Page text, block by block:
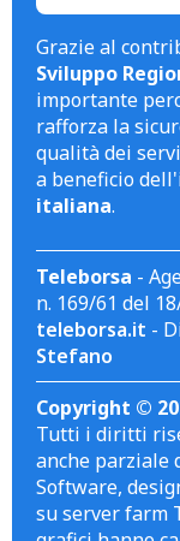
Grazie al
Sviluppo
importante
rafforza la
qualità dei
a beneficio
italiana.
Teleborsa -
n. 169/61 del
teleborsa.it -
Stefano
Copyright ©
Tutti i diritti
anche parziale
Software,
su server farm